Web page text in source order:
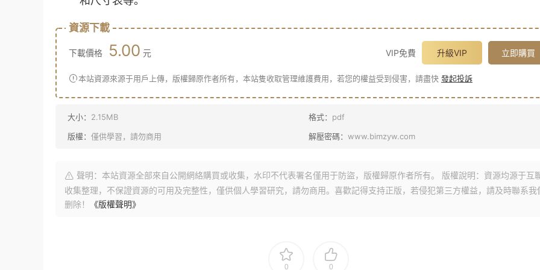
資源下載
下載價格 5.00 元 VIP免費 升級VIP 立即購買
本站資源來源于用戶上傳，版權歸原作者所有，本站隻收取管理維護費用，若您的權益受到侵害，請盡快 發起投訴
大小： 2.15MB 格式： pdf
版權： 僅供學習，請勿商用 解壓密碼： www.bimzyw.com
聲明：本站資源全部來自公開網絡購買或收集，水印不代表署名僅用于防盜，版權歸原作者所有。 版權說明：資源均源于互
收集整理，不保證資源的可用及完整性，僅供個人學習研究，請勿商用。喜歡記得支持正版，若侵犯第三方權益，請及時聯系我
删除！
《版權聲明》
0 0